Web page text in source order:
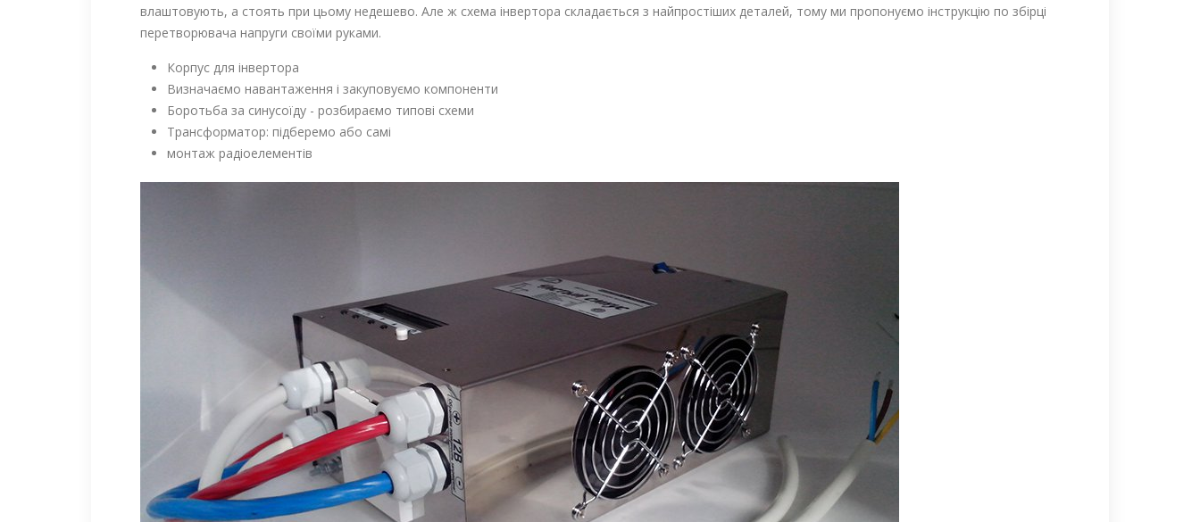
влаштовують, а стоять при цьому недешево. Але ж схема інвертора складається з найпростіших деталей, тому ми пропонуємо інструкцію по збірці
перетворювача напруги своїми руками.
Корпус для інвертора
Визначаємо навантаження і закуповуємо компоненти
Боротьба за синусоїду - розбираємо типові схеми
Трансформатор: підберемо або самі
монтаж радіоелементів